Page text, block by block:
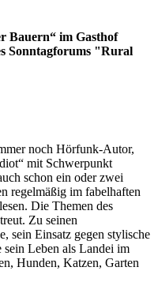
Bauern“ im Gasthof
Sonntagforums "Rural
noch Hörfunk-Autor,
mit Schwerpunkt
schon ein oder zwei
regelmäßig im fabelhaften
Die Themen des
Zu seinen
sein Einsatz gegen stylische
Leben als Landei im
Hunden, Katzen, Garten